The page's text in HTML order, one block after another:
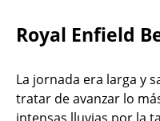
Royal Enfield
La jornada era larga y
tratar de avanzar lo